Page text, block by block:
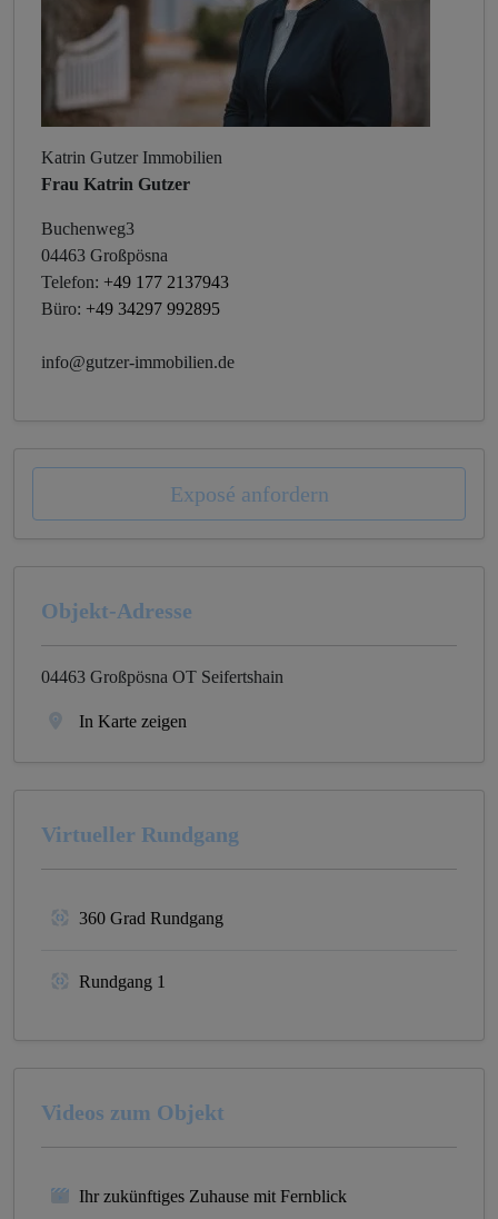
Katrin Gutzer Immobilien
Frau Katrin Gutzer
Buchenweg3
04463 Großpösna
Telefon: +49 177 2137943
Büro: +49 34297 992895
info@gutzer-immobilien.de
Exposé anfordern
Objekt-Adresse
04463 Großpösna OT Seifertshain
In Karte zeigen
Virtueller Rundgang
360 Grad Rundgang
Rundgang 1
Videos zum Objekt
Ihr zukünftiges Zuhause mit Fernblick